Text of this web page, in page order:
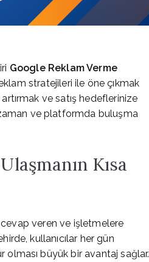
Google Reklam Verme
stratejileri ile öne çıkmak
ve satış hedeflerinize
ve platformda buluşma
Kısa
cevap veren ve işletmelere
kullanıcılar her gün
büyük bir avantaj sağlar.